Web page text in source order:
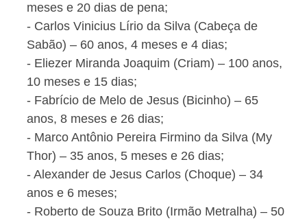
meses e 20 dias de pena;
- Carlos Vinicius Lírio da Silva (Cabeça de
Sabão) – 60 anos, 4 meses e 4 dias;
- Eliezer Miranda Joaquim (Criam) – 100 anos,
10 meses e 15 dias;
- Fabrício de Melo de Jesus (Bicinho) – 65
anos, 8 meses e 26 dias;
- Marco Antônio Pereira Firmino da Silva (My
Thor) – 35 anos, 5 meses e 26 dias;
- Alexander de Jesus Carlos (Choque) – 34
anos e 6 meses;
- Roberto de Souza Brito (Irmão Metralha) – 50